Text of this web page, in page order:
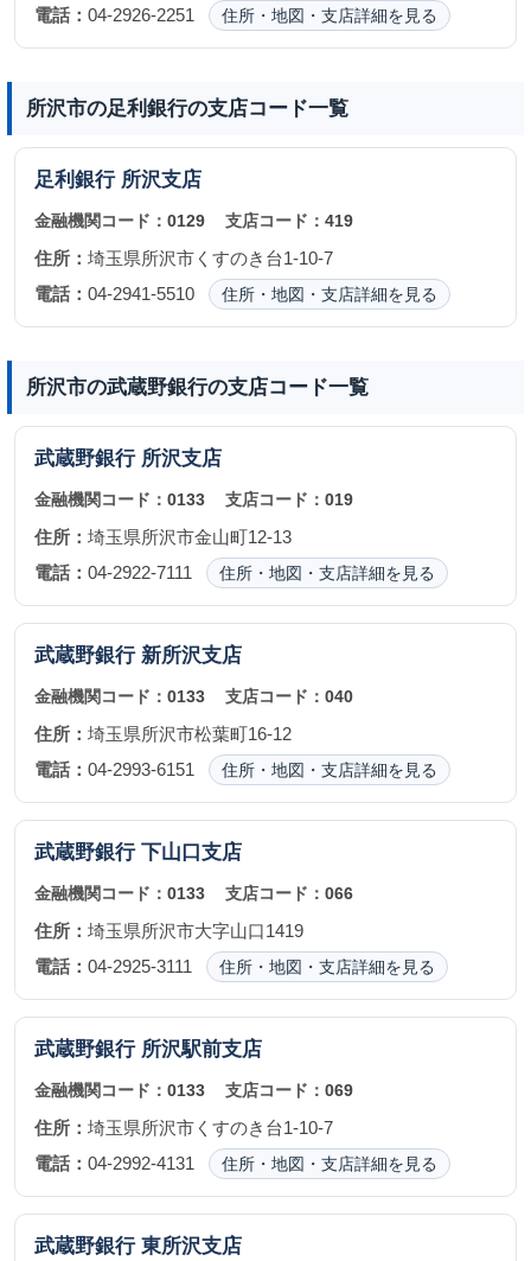
電話： 04-2926-2251 住所・地図・支店詳細を見る
所沢市の足利銀行の支店コード一覧
足利銀行 所沢支店
金融機関コード： 0129 支店コード：419
住所： 埼玉県所沢市くすのき台1-10-7
電話： 04-2941-5510 住所・地図・支店詳細を見る
所沢市の武蔵野銀行の支店コード一覧
武蔵野銀行 所沢支店
金融機関コード： 0133 支店コード：019
住所： 埼玉県所沢市金山町12-13
電話： 04-2922-7111 住所・地図・支店詳細を見る
武蔵野銀行 新所沢支店
金融機関コード： 0133 支店コード：040
住所： 埼玉県所沢市松葉町16-12
電話： 04-2993-6151 住所・地図・支店詳細を見る
武蔵野銀行 下山口支店
金融機関コード： 0133 支店コード：066
住所： 埼玉県所沢市大字山口1419
電話： 04-2925-3111 住所・地図・支店詳細を見る
武蔵野銀行 所沢駅前支店
金融機関コード： 0133 支店コード：069
住所： 埼玉県所沢市くすのき台1-10-7
電話： 04-2992-4131 住所・地図・支店詳細を見る
武蔵野銀行 東所沢支店